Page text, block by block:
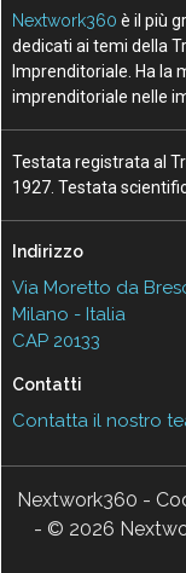
Nextwork360 è il più
dedicati ai temi della
Imprenditoriale. Ha la
imprenditoriale nelle
Testata registrata al
1927. Testata
Indirizzo
Via Moretto da
Milano - Italia
CAP 20133
Contatti
Contatta il nostro
Nextwork360 -
- © 2026